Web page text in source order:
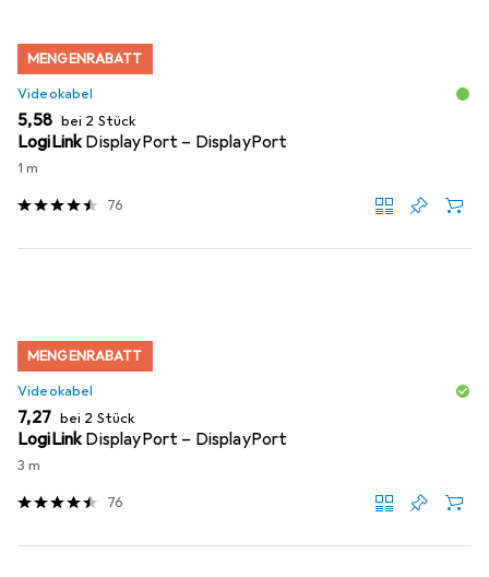
MENGENRABATT
Videokabel
EUR
5,58 bei 2 Stück
LogiLinkDisplayPort – DisplayPort
1 m
76
MENGENRABATT
Videokabel
EUR
7,27 bei 2 Stück
LogiLinkDisplayPort – DisplayPort
3 m
76